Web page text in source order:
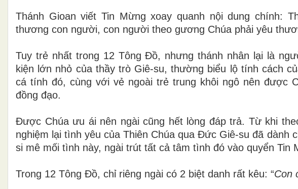
Thánh Gioan viết Tin Mừng xoay quanh nội dung chính:
thương con người, con người theo gương Chúa phải yêu
Tuy trẻ nhất trong 12 Tông Đồ, nhưng thánh nhân lại là
kiện lớn nhỏ của thầy trò Giê-su, thường biểu lộ tính cách
cá tính đó, cùng với vẻ ngoài trẻ trung khôi ngô nên được
đồng đạo.
Được Chúa ưu ái nên ngài cũng hết lòng đáp trả. Từ khi
nghiệm lại tình yêu của Thiên Chúa qua Đức Giê-su đã dành
si mê mối tình này, ngài trút tất cả tâm tình đó vào quyển Tin
Trong 12 Tông Đồ, chỉ riêng ngài có 2 biệt danh rất kêu: “Con